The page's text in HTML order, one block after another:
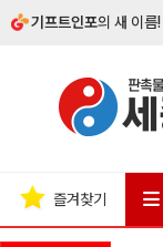
기프트인포의 새 이름!
즐겨찾기